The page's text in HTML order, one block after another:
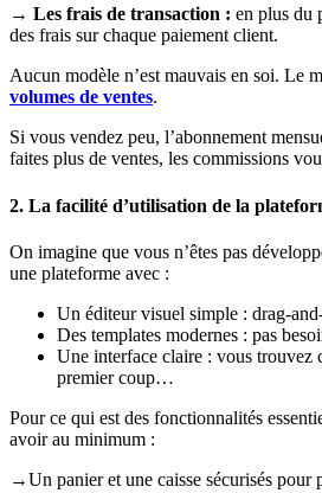
→ Les frais de transaction : en plus du
des frais sur chaque paiement client.
Aucun modèle n’est mauvais en soi. Le
volumes de ventes.
Si vous vendez peu, l’abonnement
faites plus de ventes, les commissions
2. La facilité d’utilisation de la
On imagine que vous n’êtes pas
une plateforme avec :
Un éditeur visuel simple : drag-
Des templates modernes : pas
Une interface claire : vous trouvez
premier coup…
Pour ce qui est des fonctionnalités
avoir au minimum :
→Un panier et une caisse sécurisés pour